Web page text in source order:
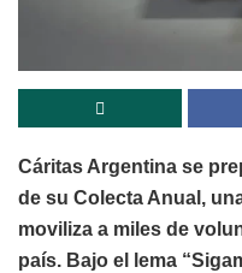
Cáritas Argentina se
de su Colecta Anual,
moviliza a miles de
país. Bajo el lema